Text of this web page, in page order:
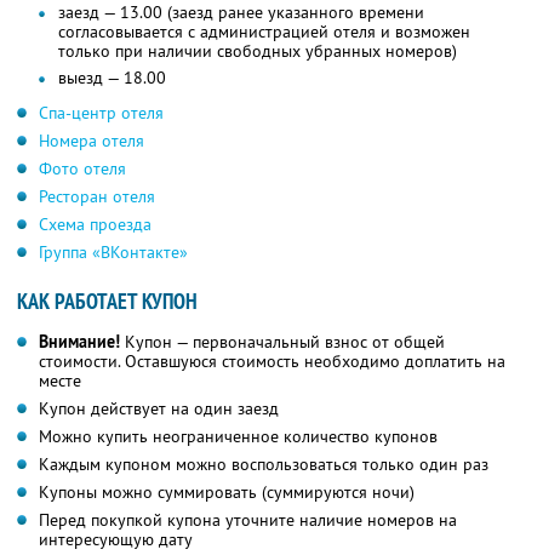
заезд — 13.00 (заезд ранее указанного времени
согласовывается с администрацией отеля и возможен
только при наличии свободных убранных номеров)
выезд — 18.00
Спа-центр отеля
Номера отеля
Фото отеля
Ресторан отеля
Схема проезда
Группа «ВКонтакте»
КАК РАБОТАЕТ КУПОН
Внимание! Купон — первоначальный взнос от общей
стоимости. Оставшуюся стоимость необходимо доплатить на
месте
Купон действует на один заезд
Можно купить неограниченное количество купонов
Каждым купоном можно воспользоваться только один раз
Купоны можно суммировать (суммируются ночи)
Перед покупкой купона уточните наличие номеров на
интересующую дату